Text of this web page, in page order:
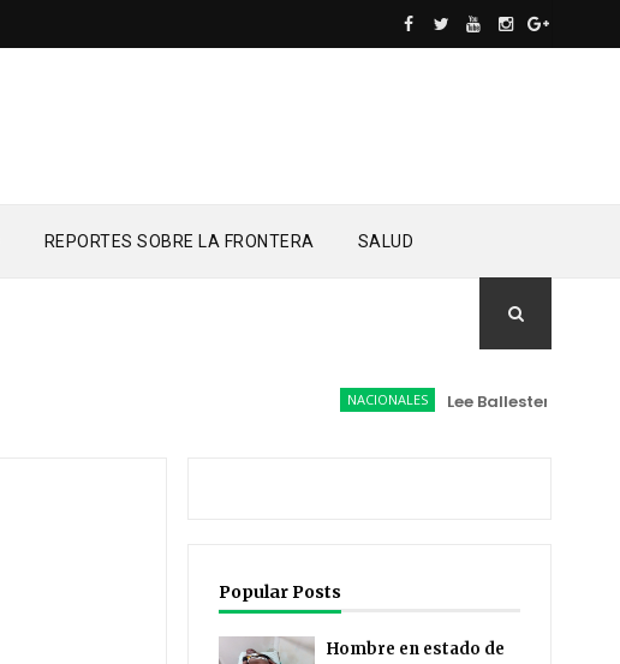
REPORTES SOBRE LA FRONTERA SALUD
NACIONALES Lee Ballester a los que
Popular Posts
Hombre en estado de